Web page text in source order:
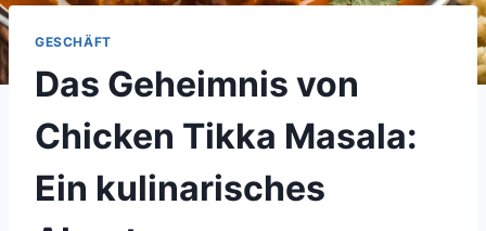
GESCHÄFT
Das Geheimnis von
Chicken Tikka Masala:
Ein kulinarisches